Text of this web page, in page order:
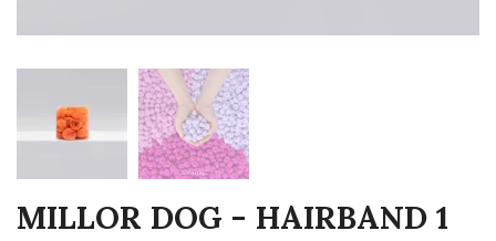
MILLOR DOG - HAIRBAND 1